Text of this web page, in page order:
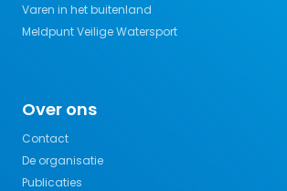
Varen in het buitenland
Meldpunt Veilige Watersport
Over ons
Contact
De organisatie
Publicaties